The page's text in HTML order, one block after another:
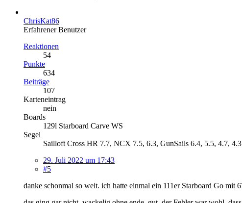
ChrisKat86
Erfahrener Benutzer
Reaktionen
54
Punkte
634
Beiträge
107
Karteneintrag
nein
Boards
129l Starboard Carve WS
Segel
Sailloft Cross HR 7.7, NCX 7.5, 6.3, GunSails 6.4, 5.5, 4.7, 4.3
29. Juli 2022 um 17:43
#5
danke schonmal so weit. ich hatte einmal ein 111er Starboard Go mit